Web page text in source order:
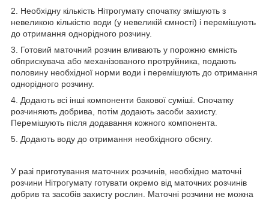
2. Необхідну кількість Нітрогумату спочатку змішують з
невеликою кількістю води (у невеликій ємності) і перемішують
до отримання однорідного розчину.
3. Готовий маточний розчин вливають у порожню ємність
обприскувача або механізованого протруйника, подають
половину необхідної норми води і перемішують до отримання
однорідного розчину.
4. Додають всі інші компоненти бакової суміші. Спочатку
розчиняють добрива, потім додають засоби захисту.
Перемішують після додавання кожного компонента.
5. Додають воду до отримання необхідного обсягу.
У разі приготування маточних розчинів, необхідно маточні
розчини Нітрогумату готувати окремо від маточних розчинів
добрив та засобів захисту рослин. Маточні розчини не можна